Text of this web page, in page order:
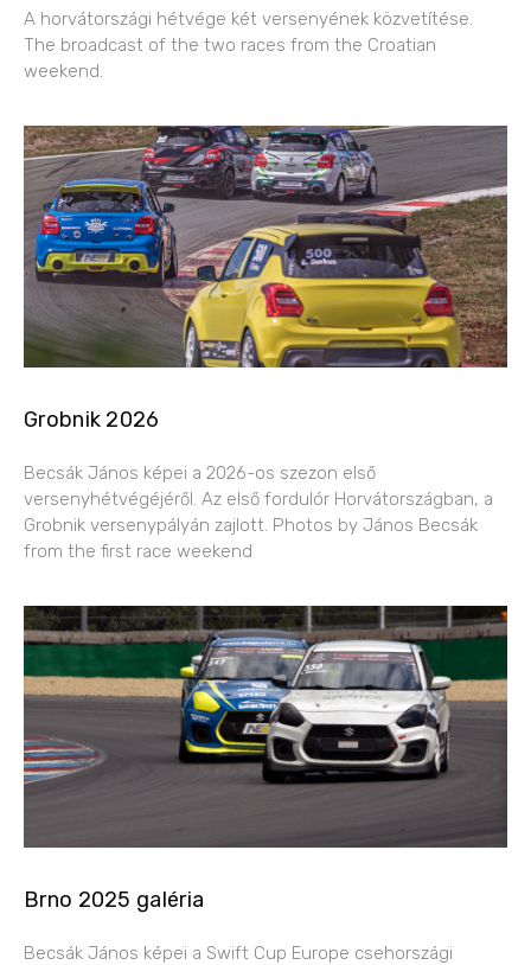
A horvátországi hétvége két versenyének közvetítése.
The broadcast of the two races from the Croatian
weekend.
Grobnik 2026
Becsák János képei a 2026-os szezon első
versenyhétvégéjéről. Az első fordulór Horvátországban, a
Grobnik versenypályán zajlott. Photos by János Becsák
from the first race weekend
Brno 2025 galéria
Becsák János képei a Swift Cup Europe csehországi